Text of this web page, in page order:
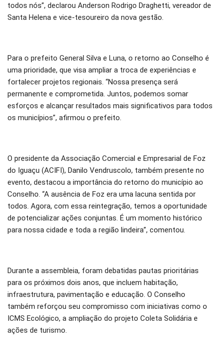
todos nós”, declarou Anderson Rodrigo Draghetti, vereador de
Santa Helena e vice-tesoureiro da nova gestão.
Para o prefeito General Silva e Luna, o retorno ao Conselho é
uma prioridade, que visa ampliar a troca de experiências e
fortalecer projetos regionais. “Nossa presença será
permanente e comprometida. Juntos, podemos somar
esforços e alcançar resultados mais significativos para todos
os municípios”, afirmou o prefeito.
O presidente da Associação Comercial e Empresarial de Foz
do Iguaçu (ACIFI), Danilo Vendruscolo, também presente no
evento, destacou a importância do retorno do município ao
Conselho. “A ausência de Foz era uma lacuna sentida por
todos. Agora, com essa reintegração, temos a oportunidade
de potencializar ações conjuntas. É um momento histórico
para nossa cidade e toda a região lindeira”, comentou.
Durante a assembleia, foram debatidas pautas prioritárias
para os próximos dois anos, que incluem habitação,
infraestrutura, pavimentação e educação. O Conselho
também reforçou seu compromisso com iniciativas como o
ICMS Ecológico, a ampliação do projeto Coleta Solidária e
ações de turismo.